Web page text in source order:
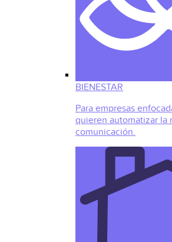
BIENESTAR
Para empresas
quieren automatizar la
comunicación.